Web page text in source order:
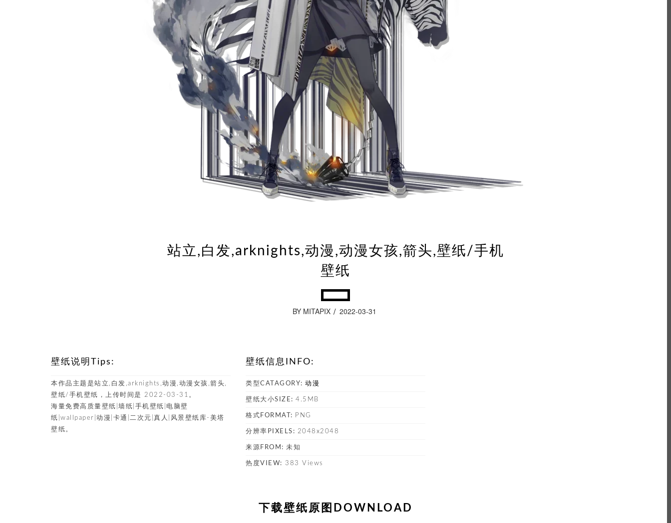
站立,白发,arknights,动漫,动漫女孩,箭头,壁纸/手机
壁纸
BY MITAPIX 2022-03-31
壁纸说明Tips:
本作品主题是站立,白发,arknights,动漫,动漫女孩,箭头,
壁纸/手机壁纸，上传时间是 2022-03-31。
海量免费高质量壁纸|墙纸|手机壁纸|电脑壁
纸|wallpaper|动漫|卡通|二次元|真人|风景壁纸库-美塔
壁纸。
壁纸信息INFO:
类型CATAGORY: 动漫
壁纸大小SIZE: 4.5MB
格式FORMAT: PNG
分辨率PIXELS: 2048x2048
来源FROM: 未知
热度VIEW: 383 Views
下载壁纸原图DOWNLOAD